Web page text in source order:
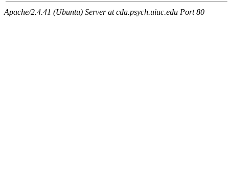
Apache/2.4.41 (Ubuntu) Server at cda.psych.uiuc.edu Port 80